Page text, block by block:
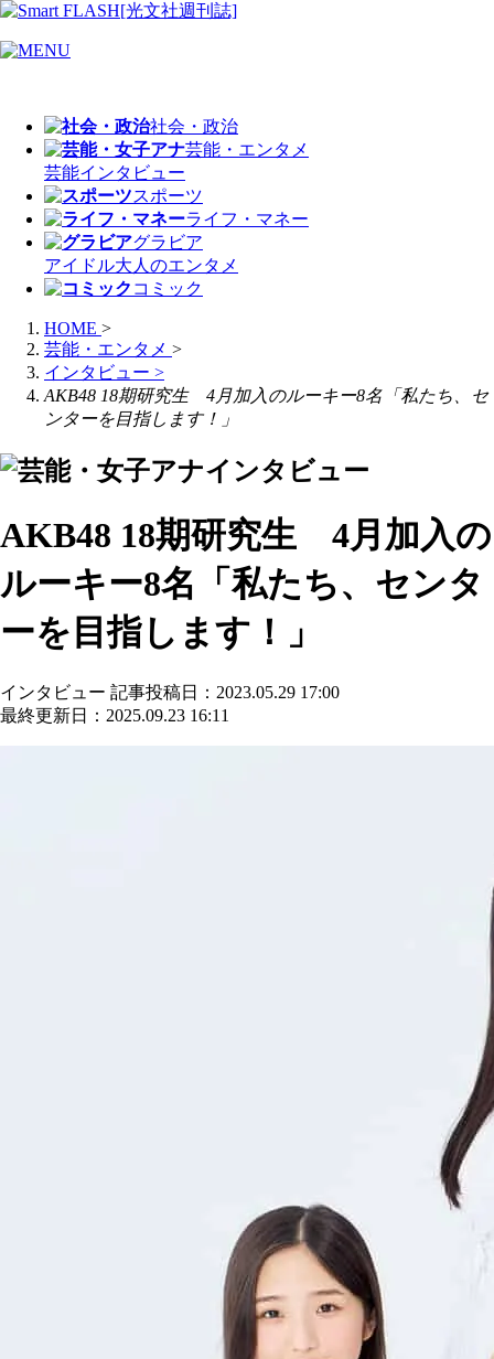
社会・政治
芸能・エンタメ
芸能インタビュー
スポーツ
ライフ・マネー
グラビア
アイドル大人のエンタメ
コミック
HOME >
芸能・エンタメ >
インタビュー >
AKB48 18期研究生 4月加入のルーキー8名「私たち、セ
ンターを目指します！」
インタビュー
AKB48 18期研究生 4月加入の
ルーキー8名「私たち、センタ
ーを目指します！」
インタビュー 記事投稿日：2023.05.29 17:00
最終更新日：2025.09.23 16:11